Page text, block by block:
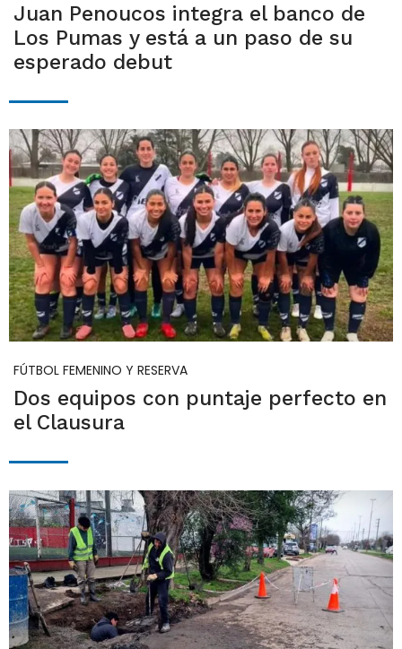
Juan Penoucos integra el banco de
Los Pumas y está a un paso de su
esperado debut
FÚTBOL FEMENINO Y RESERVA
Dos equipos con puntaje perfecto en
el Clausura